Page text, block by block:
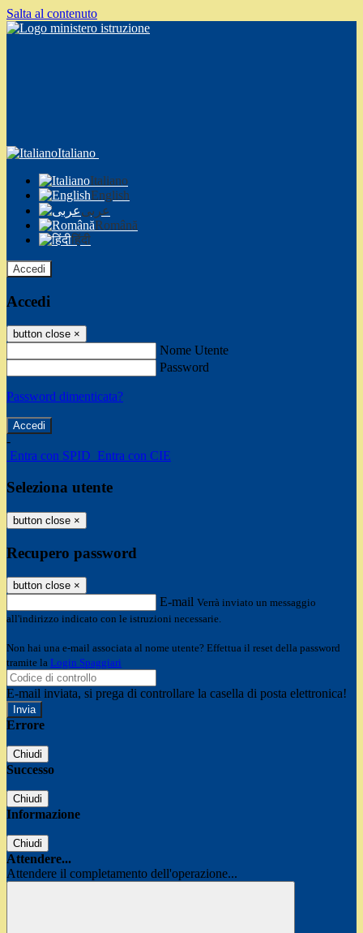
Salta al contenuto
Italiano
Italiano
English
عربى
Română
हिंदी
Accedi
Accedi
button close ×
Nome Utente
Password
Password dimenticata?
-
Entra con SPID Entra con CIE
Seleziona utente
button close ×
Recupero password
button close ×
E-mail Verrà inviato un messaggio
all'indirizzo indicato con le istruzioni necessarie.
Non hai una e-mail associata al nome utente? Effettua il reset della password
tramite la Login Spaggiari
E-mail inviata, si prega di controllare la casella di posta elettronica!
Errore
Chiudi
Successo
Chiudi
Informazione
Chiudi
Attendere...
Attendere il completamento dell'operazione...